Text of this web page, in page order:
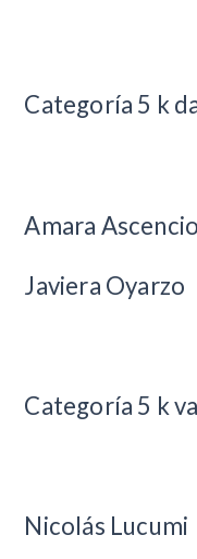
Categoría 5 k
Amara Ascencio
Javiera Oyarzo
Categoría 5 k
Nicolás Lucumi